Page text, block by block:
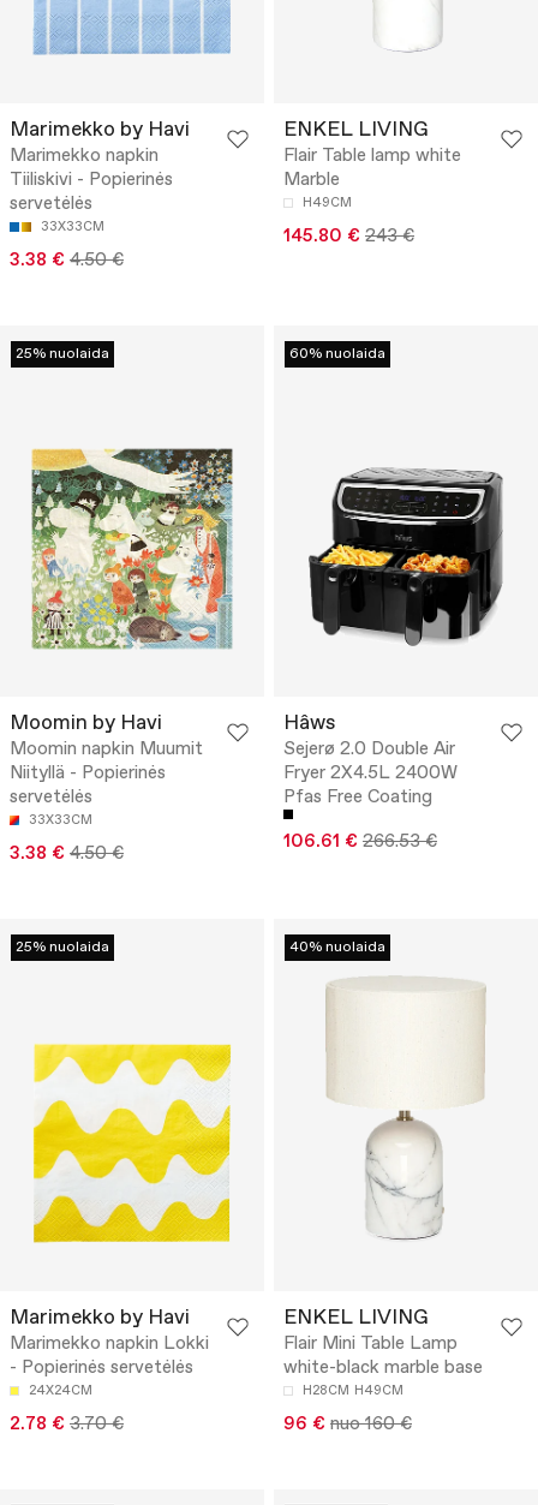
Marimekko by Havi
Marimekko napkin
Tiiliskivi - Popierinės
servetėlės
33X33CM
3.38 € 4.50 €
ENKEL LIVING
Flair Table lamp white
Marble
H49CM
145.80 € 243 €
25% nuolaida
Moomin by Havi
Moomin napkin Muumit
Niityllä - Popierinės
servetėlės
33X33CM
3.38 € 4.50 €
60% nuolaida
Hâws
Sejerø 2.0 Double Air
Fryer 2X4.5L 2400W
Pfas Free Coating
106.61 € 266.53 €
25% nuolaida
Marimekko by Havi
Marimekko napkin Lokki
- Popierinės servetėlės
24X24CM
2.78 € 3.70 €
40% nuolaida
ENKEL LIVING
Flair Mini Table Lamp
white-black marble base
H28CM H49CM
96 € nuo 160 €